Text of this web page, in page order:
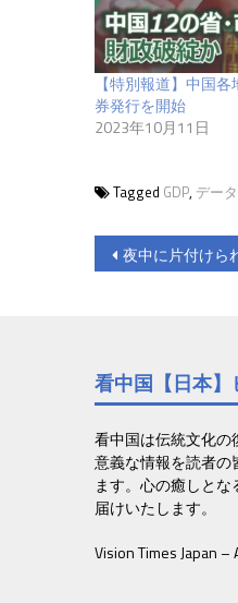
【特別報道】中国
券発行を開始
2023年10月11日
Tagged GDP, デー
投
ビ
ゲ
ー
シ
ョ
ン
夜中に片付けら
看中国【日本
看中国は伝統文化
意義な情報を読者
ます。心の癒しと
届けいたします。
Vision Times Japan –